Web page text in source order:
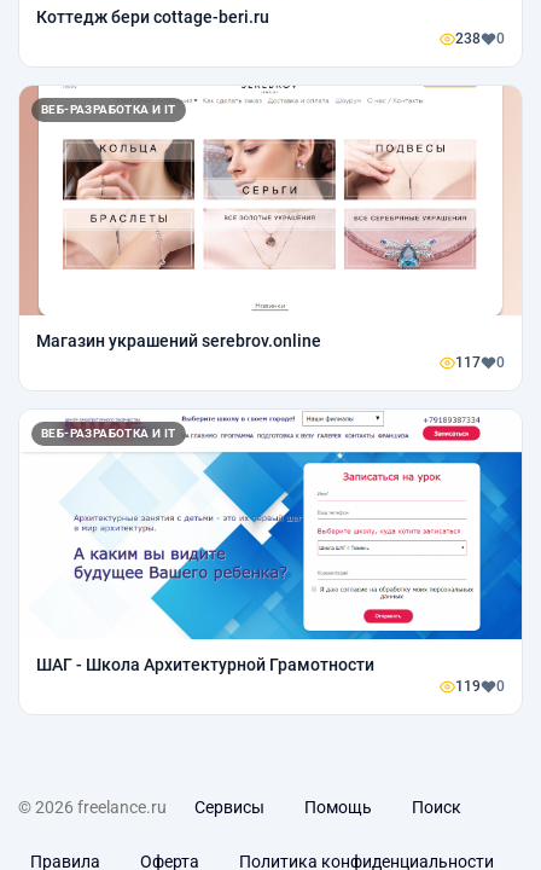
Коттедж бери cottage-beri.ru
238 0
ВЕБ-РАЗРАБОТКА И IT
Магазин украшений serebrov.online
117 0
ВЕБ-РАЗРАБОТКА И IT
ШАГ - Школа Архитектурной Грамотности
119 0
© 2026 freelance.ru Сервисы Помощь Поиск
Правила Оферта Политика конфиденциальности